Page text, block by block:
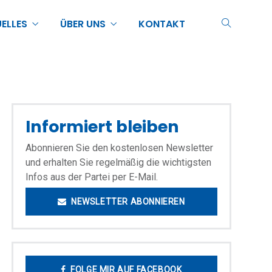
ÜBER UNS KONTAKT
Informiert bleiben
Abonnieren Sie den kostenlosen Newsletter
und erhalten Sie regelmäßig die wichtigsten
Infos aus der Partei per E-Mail.
NEWSLETTER ABONNIEREN
FOLGE MIR AUF FACEBOOK